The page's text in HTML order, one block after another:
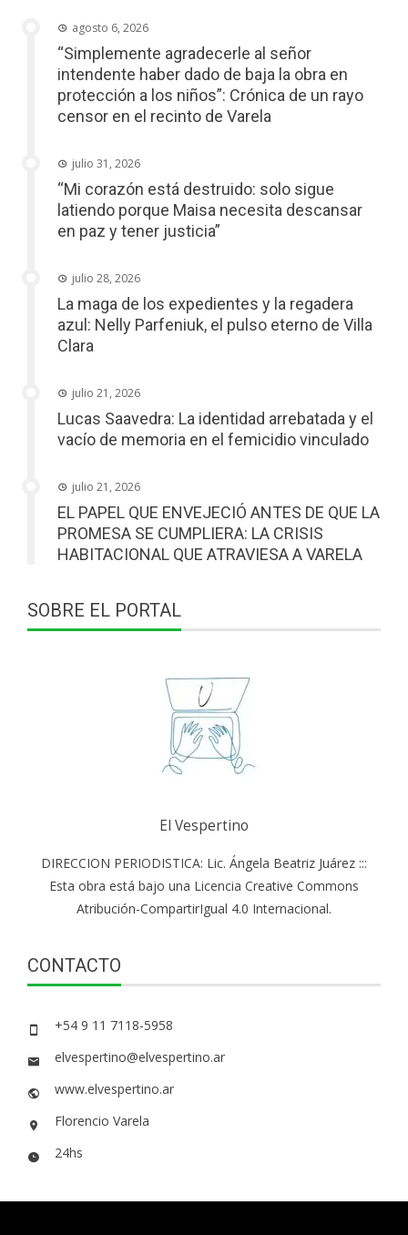
agosto 6, 2026
“Simplemente agradecerle al señor
intendente haber dado de baja la obra en
protección a los niños”: Crónica de un rayo
censor en el recinto de Varela
julio 31, 2026
“Mi corazón está destruido: solo sigue
latiendo porque Maisa necesita descansar
en paz y tener justicia”
julio 28, 2026
La maga de los expedientes y la regadera
azul: Nelly Parfeniuk, el pulso eterno de Villa
Clara
julio 21, 2026
Lucas Saavedra: La identidad arrebatada y el
vacío de memoria en el femicidio vinculado
julio 21, 2026
EL PAPEL QUE ENVEJECIÓ ANTES DE QUE LA
PROMESA SE CUMPLIERA: LA CRISIS
HABITACIONAL QUE ATRAVIESA A VARELA
SOBRE EL PORTAL
El Vespertino
DIRECCION PERIODISTICA: Lic. Ángela Beatriz Juárez :::
Esta obra está bajo una Licencia Creative Commons
Atribución-CompartirIgual 4.0 Internacional.
CONTACTO
+54 9 11 7118-5958
elvespertino@elvespertino.ar
www.elvespertino.ar
Florencio Varela
24hs